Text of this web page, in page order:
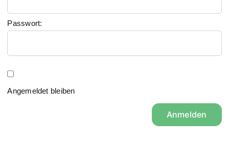
Passwort:
Angemeldet bleiben
Anmelden